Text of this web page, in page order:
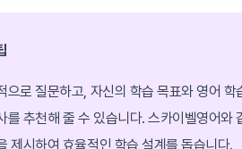
으로 질문하고, 자신의 학습 목표와 영어
를 추천해 줄 수 있습니다. 스카이벨영어와
제시하여 효율적인 학습 설계를 돕습니다.